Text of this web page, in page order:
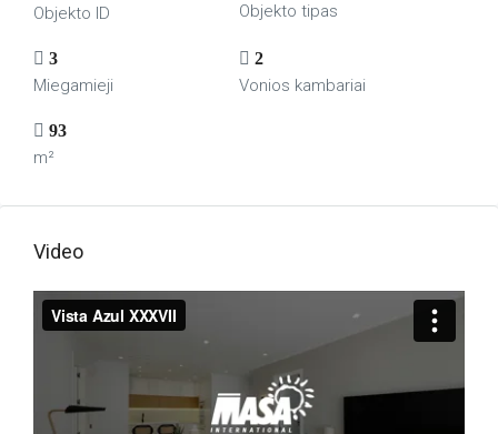
Objekto ID Objekto tipas
3
Miegamieji
2
Vonios kambariai
93
m²
Video